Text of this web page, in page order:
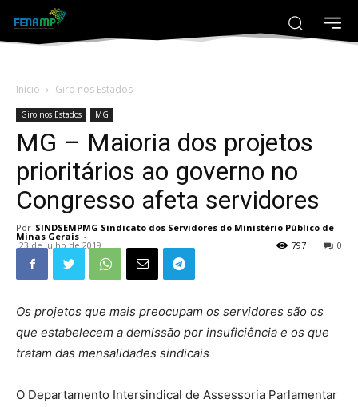
Início Giro nos Estados
Giro nos Estados MG
MG – Maioria dos projetos
prioritários ao governo no
Congresso afeta servidores
Por SINDSEMPMG Sindicato dos Servidores do Ministério Público de
Minas Gerais -
23 de julho de 2019 0
797
Os projetos que mais preocupam os servidores são os
que estabelecem a demissão por insuficiência e os que
tratam das mensalidades sindicais
O Departamento Intersindical de Assessoria Parlamentar